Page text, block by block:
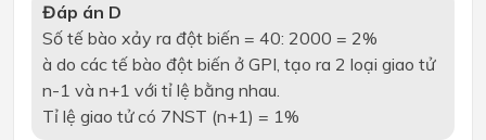
Đáp án D
Số tế bào xảy ra đột biến = 40: 2000 = 2%
à do các tế bào đột biến ở GPI, tạo ra 2 loại giao tử
n-1 và n+1 với tỉ lệ bằng nhau.
Tỉ lệ giao tử có 7NST (n+1) = 1%